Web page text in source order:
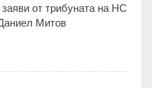
от трибуната на НС
Митов